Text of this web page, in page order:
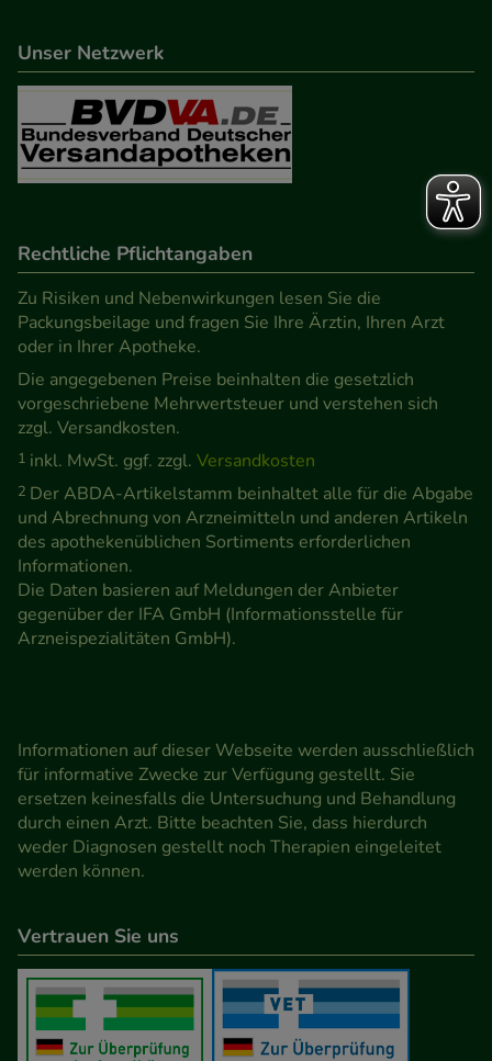
Unser Netzwerk
Rechtliche Pflichtangaben
Zu Risiken und Nebenwirkungen lesen Sie die
Packungsbeilage und fragen Sie Ihre Ärztin, Ihren Arzt
oder in Ihrer Apotheke.
Die angegebenen Preise beinhalten die gesetzlich
vorgeschriebene Mehrwertsteuer und verstehen sich
zzgl. Versandkosten.
1 inkl. MwSt. ggf. zzgl. Versandkosten
2 Der ABDA-Artikelstamm beinhaltet alle für die Abgabe
und Abrechnung von Arzneimitteln und anderen Artikeln
des apothekenüblichen Sortiments erforderlichen
Informationen.
Die Daten basieren auf Meldungen der Anbieter
gegenüber der IFA GmbH (Informationsstelle für
Arzneispezialitäten GmbH).
Informationen auf dieser Webseite werden ausschließlich
für informative Zwecke zur Verfügung gestellt. Sie
ersetzen keinesfalls die Untersuchung und Behandlung
durch einen Arzt. Bitte beachten Sie, dass hierdurch
weder Diagnosen gestellt noch Therapien eingeleitet
werden können.
Vertrauen Sie uns